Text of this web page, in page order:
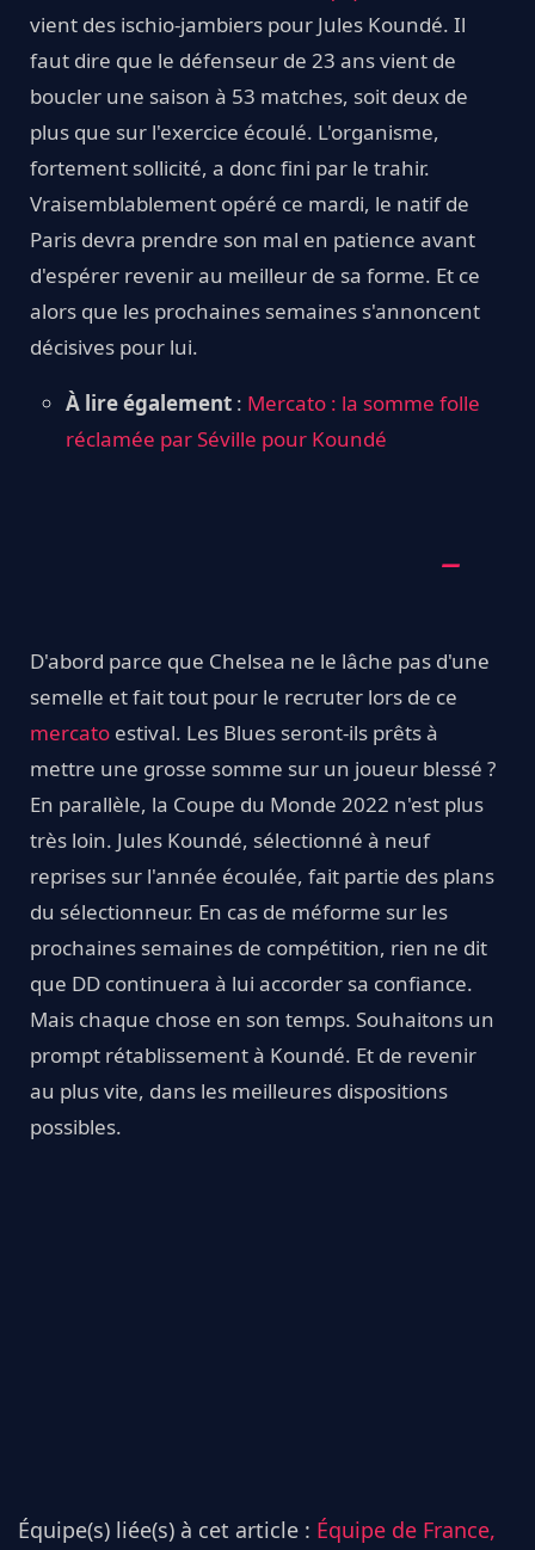
vient des ischio-jambiers pour Jules Koundé. Il
faut dire que le défenseur de 23 ans vient de
boucler une saison à 53 matches, soit deux de
plus que sur l'exercice écoulé. L'organisme,
fortement sollicité, a donc fini par le trahir.
Vraisemblablement opéré ce mardi, le natif de
Paris devra prendre son mal en patience avant
d'espérer revenir au meilleur de sa forme. Et ce
alors que les prochaines semaines s'annoncent
décisives pour lui.
À lire également : Mercato : la somme folle
réclamée par Séville pour Koundé
D'abord parce que Chelsea ne le lâche pas d'une
semelle et fait tout pour le recruter lors de ce
mercato estival. Les Blues seront-ils prêts à
mettre une grosse somme sur un joueur blessé ?
En parallèle, la Coupe du Monde 2022 n'est plus
très loin. Jules Koundé, sélectionné à neuf
reprises sur l'année écoulée, fait partie des plans
du sélectionneur. En cas de méforme sur les
prochaines semaines de compétition, rien ne dit
que DD continuera à lui accorder sa confiance.
Mais chaque chose en son temps. Souhaitons un
prompt rétablissement à Koundé. Et de revenir
au plus vite, dans les meilleures dispositions
possibles.
Équipe(s) liée(s) à cet article : Équipe de France,